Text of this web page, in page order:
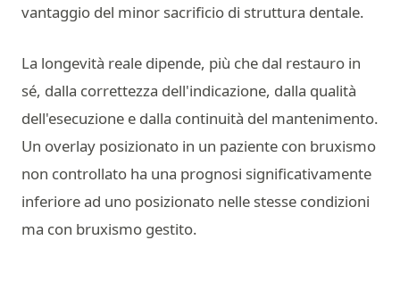
vantaggio del minor sacrificio di struttura dentale.
La longevità reale dipende, più che dal restauro in
sé, dalla correttezza dell'indicazione, dalla qualità
dell'esecuzione e dalla continuità del mantenimento.
Un overlay posizionato in un paziente con bruxismo
non controllato ha una prognosi significativamente
inferiore ad uno posizionato nelle stesse condizioni
ma con bruxismo gestito.